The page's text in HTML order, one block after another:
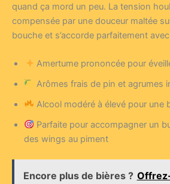
quand ça mord un peu. La tension
compensée par une douceur maltée
bouche et s’accorde parfaitement
Amertume prononcée pour
Arômes frais de pin et agrumes
Alcool modéré à élevé pour une
Parfaite pour accompagner un
des wings au piment
Encore plus de bières ?